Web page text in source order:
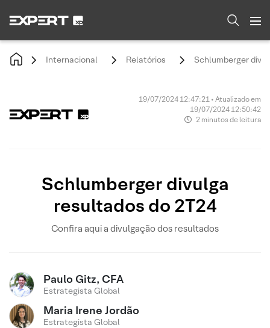
Internacional Relatórios Schlumberger
19/07/2024 12:47:21 • Atualizado em
19/07/2024 12:50:42
2 minutos de leitura
Schlumberger divulga
resultados do 2T24
Confira aqui a divulgação dos resultados
Paulo Gitz, CFA
Estrategista Global
Maria Irene Jordão
Estrategista Global